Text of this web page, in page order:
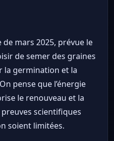
de mars 2025, prévue le
de semer des graines
la germination et la
pense que l’énergie
le renouveau et la
scientifiques
soient limitées.